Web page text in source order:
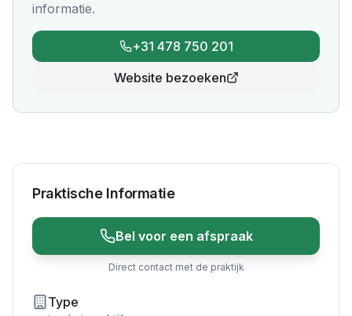
informatie.
+31 478 750 201
Website bezoeken
Praktische Informatie
Bel voor een afspraak
Direct contact met de praktijk
Type